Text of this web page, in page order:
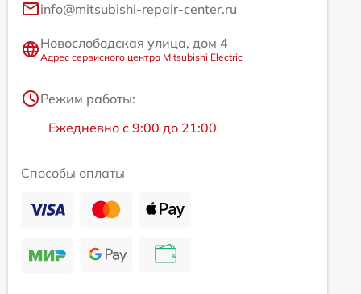
info@mitsubishi-repair-center.ru
Новослободская улица, дом 4
Адрес сервисного центра Mitsubishi Electric
Режим работы:
Ежедневно с 9:00 до 21:00
Способы оплаты